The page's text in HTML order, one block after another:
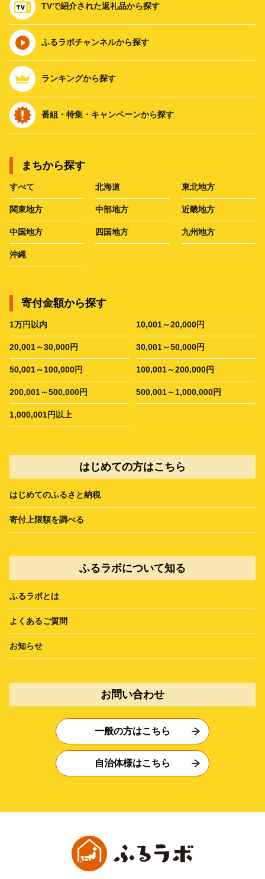
TVで紹介された返礼品から探す
ふるラボチャンネルから探す
ランキングから探す
番組・特集・キャンペーンから探す
まちから探す
すべて 北海道 東北地方
関東地方 中部地方 近畿地方
中国地方 四国地方 九州地方
沖縄
寄付金額から探す
1万円以内 10,001～20,000円
20,001～30,000円 30,001～50,000円
50,001～100,000円 100,001～200,000円
200,001～500,000円 500,001～1,000,000円
1,000,001円以上
はじめての方はこちら
はじめてのふるさと納税
寄付上限額を調べる
ふるラボについて知る
ふるラボとは
よくあるご質問
お知らせ
お問い合わせ
一般の方はこちら
自治体様はこちら